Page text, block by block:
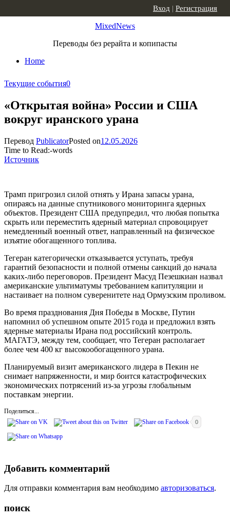
MixedNews
Переводы без рерайта и копипасты
Home
Вход | Регистрация
Текущие события0
«Открытая война» России и США
вокруг иранского урана
Перевод PublicatorPosted on12.05.2026
Time to Read:-words
Источник
Трамп пригрозил силой отнять у Ирана запасы урана,
опираясь на данные спутникового мониторинга ядерных
объектов. Президент США предупредил, что любая попытка
скрыть или переместить ядерный материал спровоцирует
немедленный военный ответ, направленный на физическое
изъятие обогащенного топлива.
Тегеран категорически отказывается уступать, требуя
гарантий безопасности и полной отмены санкций до начала
каких-либо переговоров. Президент Масуд Пезешкиан назвал
американские ультиматумы требованием капитуляции и
настаивает на полном суверенитете над Ормузским проливом.
Во время празднования Дня Победы в Москве, Путин
напомнил об успешном опыте 2015 года и предложил взять
ядерные материалы Ирана под российский контроль.
МАГАТЭ, между тем, сообщает, что Тегеран располагает
более чем 400 кг высокообогащенного урана.
Планируемый визит американского лидера в Пекин не
снимает напряженности, и мир боится катастрофических
экономических потрясений из-за угрозы глобальным
поставкам энергии.
Поделиться...
0
Добавить комментарий
Для отправки комментария вам необходимо авторизоваться.
поиск